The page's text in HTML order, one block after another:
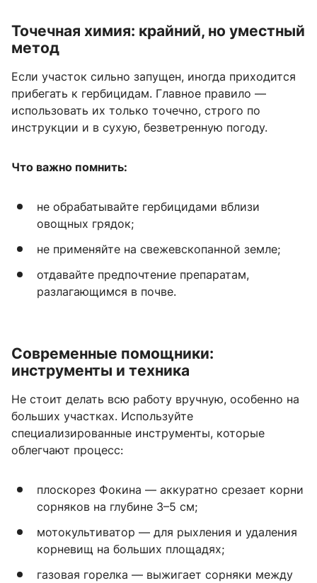
Точечная химия: крайний, но уместный
метод
Если участок сильно запущен, иногда приходится
прибегать к гербицидам. Главное правило —
использовать их только точечно, строго по
инструкции и в сухую, безветренную погоду.
Что важно помнить:
не обрабатывайте гербицидами вблизи
овощных грядок;
не применяйте на свежевскопанной земле;
отдавайте предпочтение препаратам,
разлагающимся в почве.
Современные помощники:
инструменты и техника
Не стоит делать всю работу вручную, особенно на
больших участках. Используйте
специализированные инструменты, которые
облегчают процесс:
плоскорез Фокина — аккуратно срезает корни
сорняков на глубине 3–5 см;
мотокультиватор — для рыхления и удаления
корневищ на больших площадях;
газовая горелка — выжигает сорняки между